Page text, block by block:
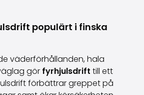
populärt i finska
väderförhållanden, hala
gör fyrhjulsdrift till ett
förbättrar greppet på